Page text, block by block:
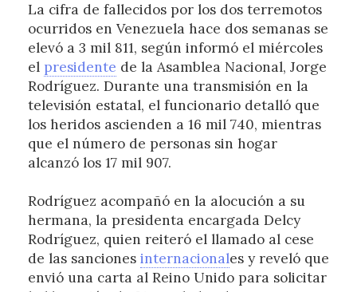
La cifra de fallecidos por los dos terremotos
ocurridos en Venezuela hace dos semanas se
elevó a 3 mil 811, según informó el miércoles
el presidente de la Asamblea Nacional, Jorge
Rodríguez. Durante una transmisión en la
televisión estatal, el funcionario detalló que
los heridos ascienden a 16 mil 740, mientras
que el número de personas sin hogar
alcanzó los 17 mil 907.
Rodríguez acompañó en la alocución a su
hermana, la presidenta encargada Delcy
Rodríguez, quien reiteró el llamado al cese
de las sanciones internacionales y reveló que
envió una carta al Reino Unido para solicitar